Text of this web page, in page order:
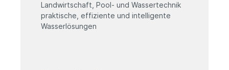
Landwirtschaft, Pool- und Wassertechnik
praktische, effiziente und intelligente
Wasserlösungen